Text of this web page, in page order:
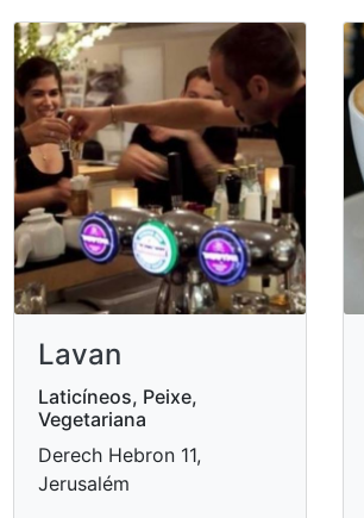
Lavan
Laticíneos, Peixe,
Vegetariana
Derech Hebron 11,
Jerusalém